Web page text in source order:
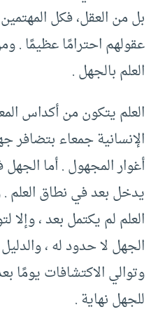
بل من العقل، فكل
عقولهم احترامًا عظيمًا .
العلم بالجهل .
العلم يتكون من أكداس
الإنسانية جمعاء بتضافر
أغوار المجهول . أما
يدخل بعد في نطاق العلم .
العلم لم يكتمل بعد ، وإلا
الجهل لا حدود له ،
وتوالي الاكتشافات يومًا
للجهل نهاية .